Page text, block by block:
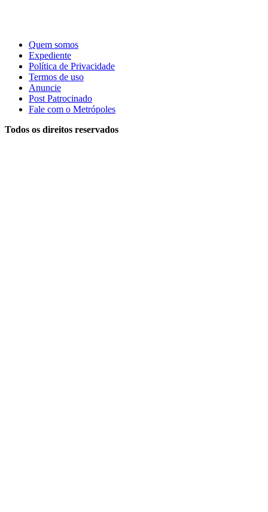
Quem somos
Expediente
Política de Privacidade
Termos de uso
Anuncie
Post Patrocinado
Fale com o Metrópoles
Todos os direitos reservados